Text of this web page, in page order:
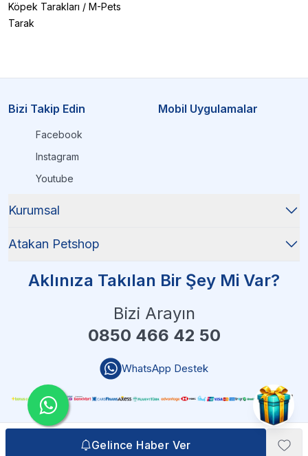
Gelince Haber Ver
Gelince Haber Ver
Köpek Tarakları / M-Pets
Tarak
Bizi Takip Edin
Facebook
Instagram
Youtube
Mobil Uygulamalar
Kurumsal
Atakan Petshop
Aklınıza Takılan Bir Şey Mi Var?
Bizi Arayın
0850 466 42 50
WhatsApp Destek
Atakan Petshop - 2025 Tüm Hakları Saklıdır | Reliefers Digital